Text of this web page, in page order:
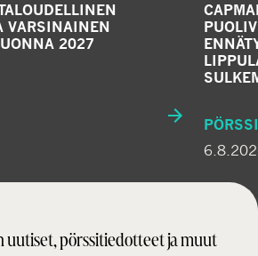
VARSINAINEN
2027
uutiset, pörssitiedotteet ja muut